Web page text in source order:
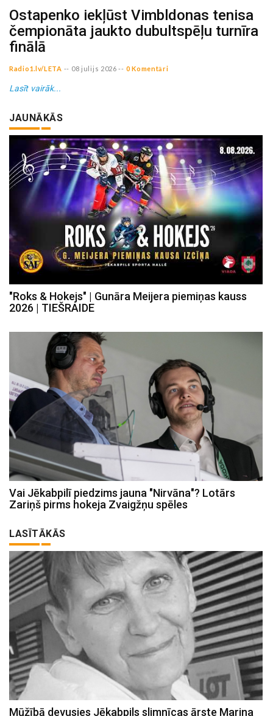
Ostapenko iekļūst Vimbldonas tenisa
čempionāta jaukto dubultspēļu turnīra
finālā
Radio1.lv/LETA -- 08 julijs 2026 -- 0 Komentāri
Lasīt vairāk...
JAUNĀKĀS
"Roks & Hokejs" | Gunāra Meijera piemiņas kauss
2026 | TIEŠRAIDE
Vai Jēkabpilī piedzims jauna "Nirvāna"? Lotārs
Zariņš pirms hokeja Zvaigžņu spēles
LASĪTĀKĀS
Mūžībā devusies Jēkabpils slimnīcas ārste Marina